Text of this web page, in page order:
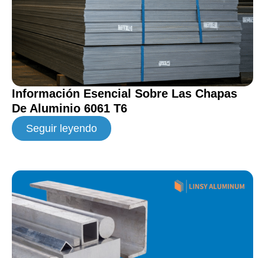
Información Esencial Sobre Las Chapas
De Aluminio 6061 T6
Seguir leyendo